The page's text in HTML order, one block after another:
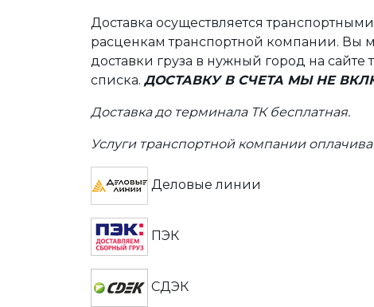
Доставка осуществляется
расценкам транспортной компании. Вы
доставки груза в нужный город на
списка. ДОСТАВКУ В СЧЕТА МЫ НЕ
Доставка до терминала ТК бесплатная.
Услуги транспортной компании
Деловые линии
ПЭК
СДЭК